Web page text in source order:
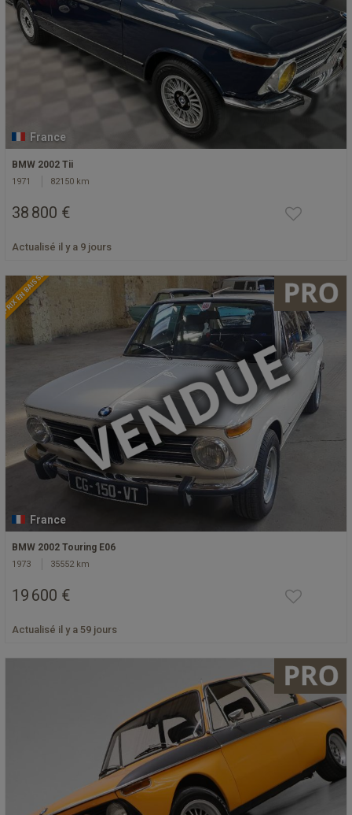
France
BMW 2002 Tii
1971 82150 km
38 800 €
Actualisé il y a 9 jours
PRIX EN BAISSE
France
BMW 2002 Touring E06
1973 35552 km
19 600 €
Actualisé il y a 59 jours